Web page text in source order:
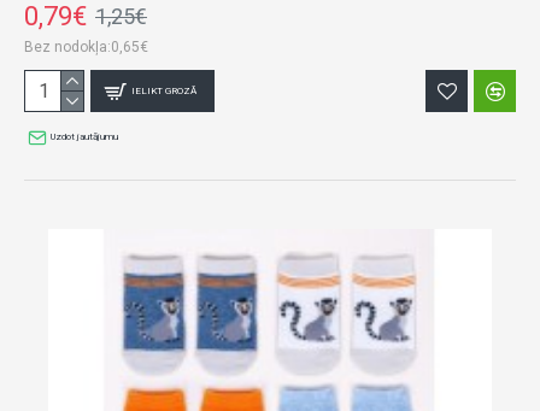
0,79€ 1,25€
Bez nodokļa:0,65€
IELIKT GROZĀ
Uzdot jautājumu